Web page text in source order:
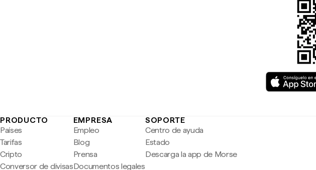
PRODUCTO
Países
Tarifas
Cripto
Conversor de divisas
EMPRESA
Empleo
Blog
Prensa
Documentos legales
SOPORTE
Centro de ayuda
Estado
Descarga la app de Morse